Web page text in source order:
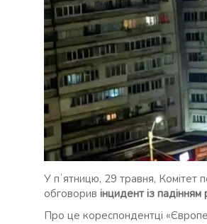
У пʼятницю, 29 травня, Комітет
обговорив інцидент із
Про це кореспондентці